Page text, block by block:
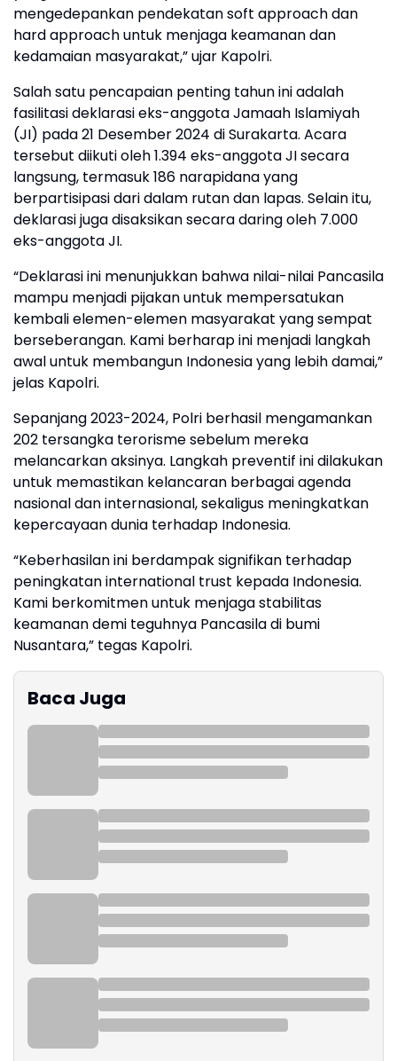
mengedepankan pendekatan soft approach dan
hard approach untuk menjaga keamanan dan
kedamaian masyarakat,” ujar Kapolri.
Salah satu pencapaian penting tahun ini adalah
fasilitasi deklarasi eks-anggota Jamaah Islamiyah
(JI) pada 21 Desember 2024 di Surakarta. Acara
tersebut diikuti oleh 1.394 eks-anggota JI secara
langsung, termasuk 186 narapidana yang
berpartisipasi dari dalam rutan dan lapas. Selain itu,
deklarasi juga disaksikan secara daring oleh 7.000
eks-anggota JI.
“Deklarasi ini menunjukkan bahwa nilai-nilai Pancasila
mampu menjadi pijakan untuk mempersatukan
kembali elemen-elemen masyarakat yang sempat
berseberangan. Kami berharap ini menjadi langkah
awal untuk membangun Indonesia yang lebih damai,”
jelas Kapolri.
Sepanjang 2023-2024, Polri berhasil mengamankan
202 tersangka terorisme sebelum mereka
melancarkan aksinya. Langkah preventif ini dilakukan
untuk memastikan kelancaran berbagai agenda
nasional dan internasional, sekaligus meningkatkan
kepercayaan dunia terhadap Indonesia.
“Keberhasilan ini berdampak signifikan terhadap
peningkatan international trust kepada Indonesia.
Kami berkomitmen untuk menjaga stabilitas
keamanan demi teguhnya Pancasila di bumi
Nusantara,” tegas Kapolri.
Baca Juga